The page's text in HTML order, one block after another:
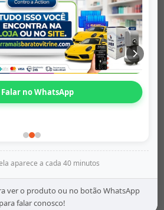
Falar no WhatsApp
aparece a cada 40 minutos
ver o produto ou no botão WhatsApp
para falar conosco!
Mais Detalhes